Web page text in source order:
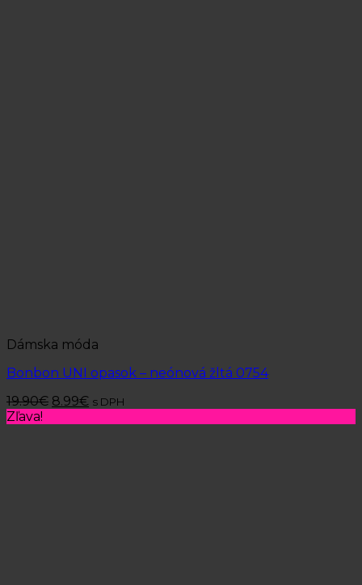
Dámska móda
Bonbon UNI opasok – neónová žltá 0754
19.90€ 8.99€ s DPH
Zľava!